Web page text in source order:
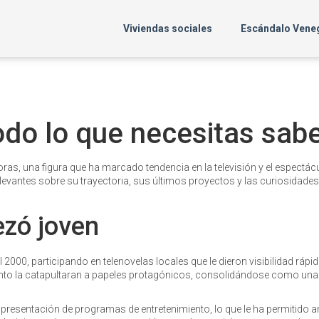
Viviendas sociales Escándalo
lo que necesitas
una figura que ha marcado tendencia en la televisión y el
sobre su trayectoria, sus últimos proyectos y las
joven
participando en telenovelas locales que le dieron visibilidad
la catapultaran a papeles protagónicos, consolidándose como
de programas de entretenimiento, lo que le ha permitido